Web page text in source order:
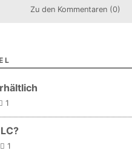
Zu den Kommentaren (0)
1
1